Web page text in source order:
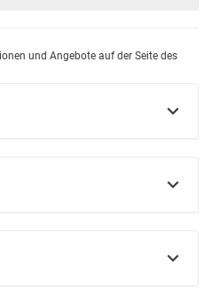
und Angebote auf der Seite des